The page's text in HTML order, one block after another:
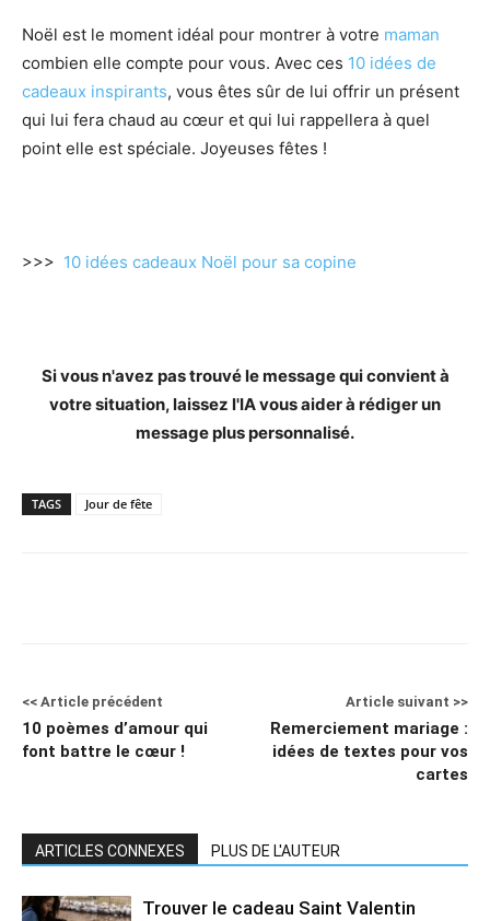
Noël est le moment idéal pour montrer à votre maman
combien elle compte pour vous. Avec ces 10 idées de
cadeaux inspirants, vous êtes sûr de lui offrir un présent
qui lui fera chaud au cœur et qui lui rappellera à quel
point elle est spéciale. Joyeuses fêtes !
>>> 10 idées cadeaux Noël pour sa copine
Si vous n'avez pas trouvé le message qui convient à
votre situation, laissez l'IA vous aider à rédiger un
message plus personnalisé.
TAGS Jour de fête
<< Article précédent
10 poèmes d’amour qui
font battre le cœur !
Article suivant >>
Remerciement mariage :
idées de textes pour vos
cartes
ARTICLES CONNEXES PLUS DE L'AUTEUR
Trouver le cadeau Saint Valentin